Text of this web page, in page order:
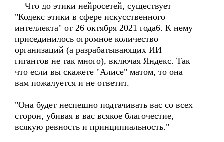
Что до этики нейросетей, существует
"Кодекс этики в сфере искусственного
интеллекта" от 26 октября 2021 года6. К нему
присединилось огромное количество
организаций (а разрабатывающих ИИ
гигантов не так много), включая Яндекс. Так
что если вы скажете "Алисе" матом, то она
вам пожалуется и не ответит.
"Она будет неспешно подтачивать вас со всех
сторон, убивая в вас всякое благочестие,
всякую ревность и принципиальность."